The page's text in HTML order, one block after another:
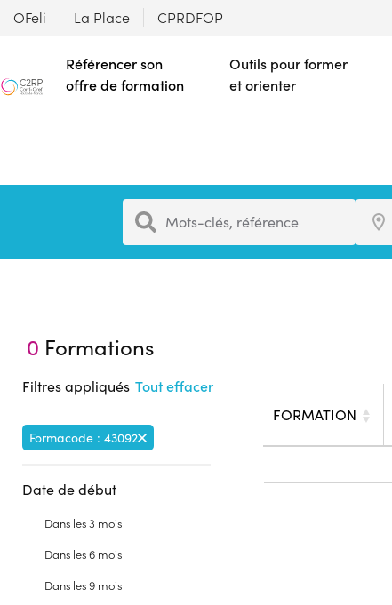
OFeli La Place CPRDFOP
Référencer son
offre de formation
Outils pour former
et orienter
Formation
Mots-clés, référence
Ville
0 Formations
Filtres appliqués Tout effacer
Formacode : 43092
Date de début
Dans les 3 mois
Dans les 6 mois
Dans les 9 mois
FORMATION